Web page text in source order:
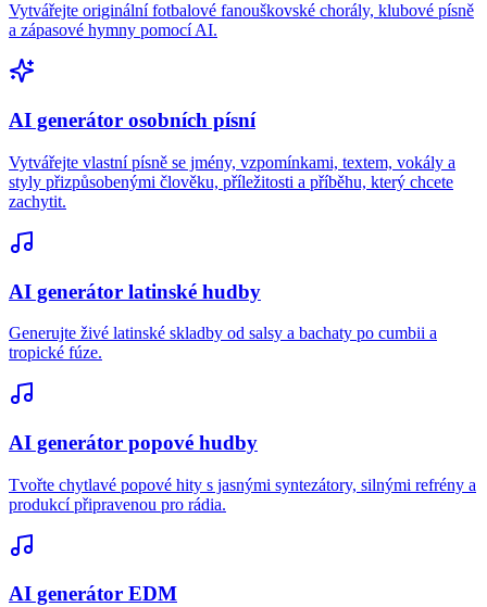
Vytvářejte originální fotbalové fanouškovské chorály, klubové písně
a zápasové hymny pomocí AI.
AI generátor osobních písní
Vytvářejte vlastní písně se jmény, vzpomínkami, textem, vokály a
styly přizpůsobenými člověku, příležitosti a příběhu, který chcete
zachytit.
AI generátor latinské hudby
Generujte živé latinské skladby od salsy a bachaty po cumbii a
tropické fúze.
AI generátor popové hudby
Tvořte chytlavé popové hity s jasnými syntezátory, silnými refrény a
produkcí připravenou pro rádia.
AI generátor EDM